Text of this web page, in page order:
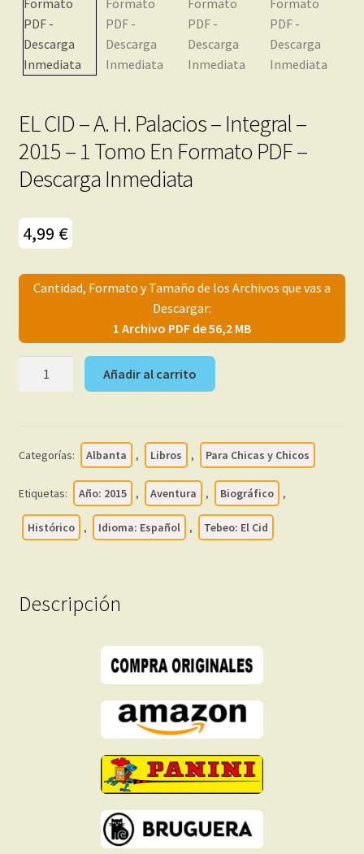
menú
EL CID – A. H. Palacios – Integral –
2015 – 1 Tomo En Formato PDF –
Descarga Inmediata
4,99 €
Cantidad, Formato y Tamaño de los Archivos que vas a
Descargar:
1 Archivo PDF de 56,2 MB
Palacios
-
Tomo
Añadir al carrito
Categorías: Albanta , Libros , Para Chicas y Chicos
Etiquetas: Año: 2015 , Aventura , Biográfico ,
Histórico , Idioma: Español , Tebeo: El Cid
Descripción